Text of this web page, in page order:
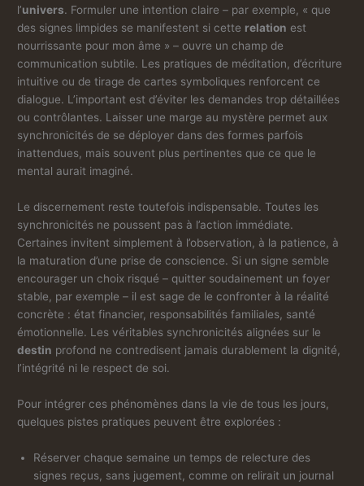
l’univers. Formuler une intention claire – par exemple, « que
des signes limpides se manifestent si cette relation est
nourrissante pour mon âme » – ouvre un champ de
communication subtile. Les pratiques de méditation, d’écriture
intuitive ou de tirage de cartes symboliques renforcent ce
dialogue. L’important est d’éviter les demandes trop détaillées
ou contrôlantes. Laisser une marge au mystère permet aux
synchronicités de se déployer dans des formes parfois
inattendues, mais souvent plus pertinentes que ce que le
mental aurait imaginé.
Le discernement reste toutefois indispensable. Toutes les
synchronicités ne poussent pas à l’action immédiate.
Certaines invitent simplement à l’observation, à la patience, à
la maturation d’une prise de conscience. Si un signe semble
encourager un choix risqué – quitter soudainement un foyer
stable, par exemple – il est sage de le confronter à la réalité
concrète : état financier, responsabilités familiales, santé
émotionnelle. Les véritables synchronicités alignées sur le
destin profond ne contredisent jamais durablement la dignité,
l’intégrité ni le respect de soi.
Pour intégrer ces phénomènes dans la vie de tous les jours,
quelques pistes pratiques peuvent être explorées :
Réserver chaque semaine un temps de relecture des
signes reçus, sans jugement, comme on relirait un journal